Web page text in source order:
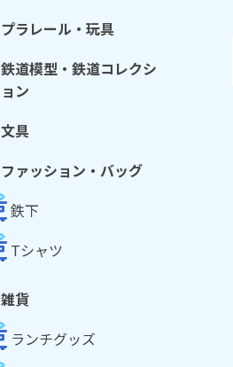
プラレール・玩具
鉄道模型・鉄道コレクシ
ョン
文具
ファッション・バッグ
鉄下
Tシャツ
雑貨
ランチグッズ